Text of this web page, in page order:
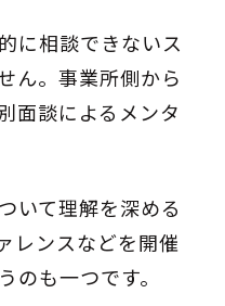
に相談できないス
ん。事業所側から
面談によるメンタ
いて理解を深める
レンスなどを開催
のも一つです。